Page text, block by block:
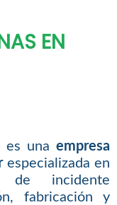
EN
es unaempresa
especializada en
de incidente
fabricación y